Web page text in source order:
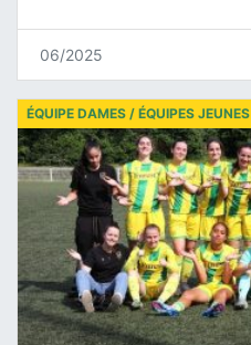
06/2025
ÉQUIPE DAMES / ÉQUIPES JEUNES